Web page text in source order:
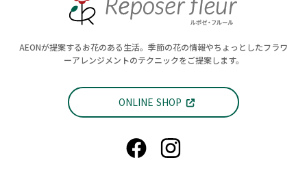
AEONが提案するお花のある生活。季節の花の情報やちょっとしたフラワ
ーアレンジメントのテクニックをご提案します。
ONLINE SHOP